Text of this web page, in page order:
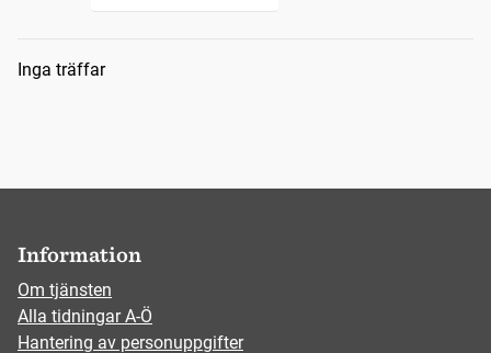
Sökresultat
Inga träffar
Information
Om tjänsten
Alla tidningar A-Ö
Hantering av personuppgifter